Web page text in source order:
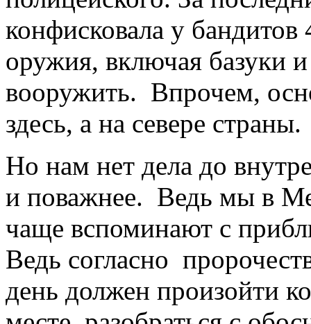
конфисковала у
оружия, включая базуки
вооружить. Впрочем,
здесь, а на севере страны.
Но нам нет дела до
и поважнее. Ведь мы в
чаще вспоминают с
Ведь согласно
день должен произойти